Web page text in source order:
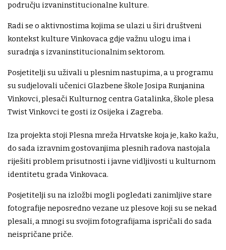
području izvaninstitucionalne kulture.
Radi se o aktivnostima kojima se ulazi u širi društveni
kontekst kulture Vinkovaca gdje važnu ulogu ima i
suradnja s izvaninstitucionalnim sektorom.
Posjetitelji su uživali u plesnim nastupima, a u programu
su sudjelovali učenici Glazbene škole Josipa Runjanina
Vinkovci, plesači Kulturnog centra Gatalinka, škole plesa
Twist Vinkovci te gosti iz Osijeka i Zagreba.
Iza projekta stoji Plesna mreža Hrvatske koja je, kako kažu,
do sada izravnim gostovanjima plesnih radova nastojala
riješiti problem prisutnosti i javne vidljivosti u kulturnom
identitetu grada Vinkovaca.
Posjetitelji su na izložbi mogli pogledati zanimljive stare
fotografije neposredno vezane uz plesove koji su se nekad
plesali, a mnogi su svojim fotografijama ispričali do sada
neispričane priče.